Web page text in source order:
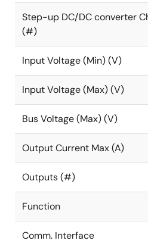
Integrated power switches
Remote sensing at point of
High efficiency over a
Low output ripple
Small <1mm height
Supported SoC
Xilinx MPSoCs and FPGAs
Xilinx Zynq UltraScale+
Xilinx Zynq UltraScale+
Renesas R-Car Processor
Step-up DC/DC converter
(#)
Input Voltage (Min) (V)
Input Voltage (Max) (V)
Bus Voltage (Max) (V)
Output Current Max (A)
Outputs (#)
Function
Comm. Interface